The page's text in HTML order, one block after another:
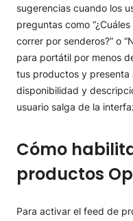
sugerencias cuando los
preguntas como
correr por senderos?” o
para portátil por menos
tus productos y presenta
disponibilidad y
usuario salga de la
Cómo
productos
Para activar el feed de